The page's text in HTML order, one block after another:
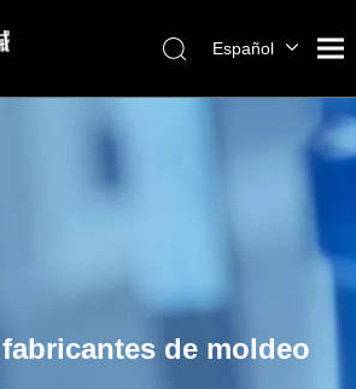
Español
de moldeo